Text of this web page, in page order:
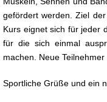
gefördert werden. Ziel
Kurs eignet sich für jeder
für die sich einmal
machen. Neue
Sportliche Grüße und ein